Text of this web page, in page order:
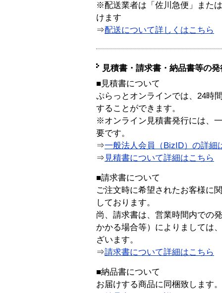
※配送業者は「佐川急便」また
けます
⇒配送について詳しくはこちら
見積書・請求書・納品書等の
■見積書について
ぷらっとオンラインでは、24時
することができます。
※オンライン見積書発行には、
要です。
⇒一般法人会員（BizID）の詳細
⇒ 見積書について詳細はこちら
■請求書について
ご注文時に希望されたお客様に
しております。
尚、請求書は、営業時間内での
かかる場合等）によりましては
ざいます。
⇒請求書について詳細はこちら
■納品書について
お届けする商品に同梱致します。